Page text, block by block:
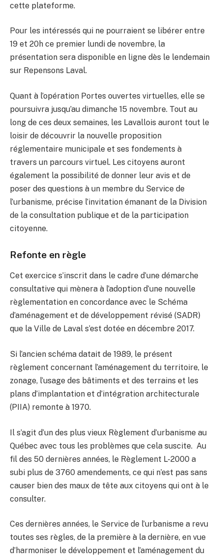
cette plateforme.
Pour les intéressés qui ne pourraient se libérer entre
19 et 20h ce premier lundi de novembre, la
présentation sera disponible en ligne dès le lendemain
sur Repensons Laval.
Quant à l’opération Portes ouvertes virtuelles, elle se
poursuivra jusqu’au dimanche 15 novembre. Tout au
long de ces deux semaines, les Lavallois auront tout le
loisir de découvrir la nouvelle proposition
réglementaire municipale et ses fondements à
travers un parcours virtuel. Les citoyens auront
également la possibilité de donner leur avis et de
poser des questions à un membre du Service de
l’urbanisme, précise l’invitation émanant de la Division
de la consultation publique et de la participation
citoyenne.
Refonte en règle
Cet exercice s’inscrit dans le cadre d’une démarche
consultative qui mènera à l’adoption d’une nouvelle
règlementation en concordance avec le Schéma
d’aménagement et de développement révisé (SADR)
que la Ville de Laval s’est dotée en décembre 2017.
Si l’ancien schéma datait de 1989, le présent
règlement concernant l’aménagement du territoire, le
zonage, l’usage des bâtiments et des terrains et les
plans d’implantation et d’intégration architecturale
(PIIA) remonte à 1970.
Il s’agit d’un des plus vieux Règlement d’urbanisme au
Québec avec tous les problèmes que cela suscite. Au
fil des 50 dernières années, le Règlement L-2000 a
subi plus de 3760 amendements, ce qui n’est pas sans
causer bien des maux de tête aux citoyens qui ont à le
consulter.
Ces dernières années, le Service de l’urbanisme a revu
toutes ses règles, de la première à la dernière, en vue
d’harmoniser le développement et l’aménagement du